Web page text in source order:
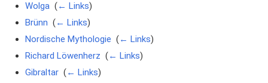
Wolga‎ (← Links)
Brünn (← Links)
Nordische Mythologie (← Links)
Richard Löwenherz (← Links)
Gibraltar‎ (← Links)